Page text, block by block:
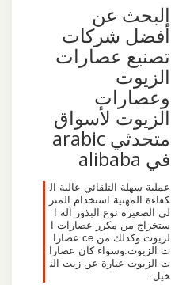
البحث عن
أفضل شركات
تصنيع عصارات
الزيوت
وعصارات
الزيوت لأسواق
متحدثي arabic
في alibaba
عملية سهلة التلقائي عالية ال
كفاءة المهنية استخدام المنز
لي الصغيرة نوع البذور آلة ا
ستخراج من مكرر عصارات ا
لزيوت.وكذلك من ce عصارا
ت الزيوت.وسواء كان عصارا
ت الزيوت عبارة عن زيت الن
خيل.